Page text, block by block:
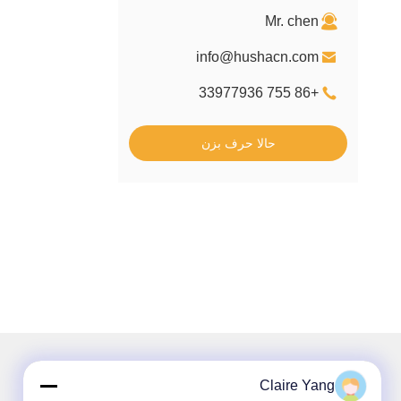
Mr. chen
info@hushacn.com
+86 755 33977936
حالا حرف بزن
Claire Yang